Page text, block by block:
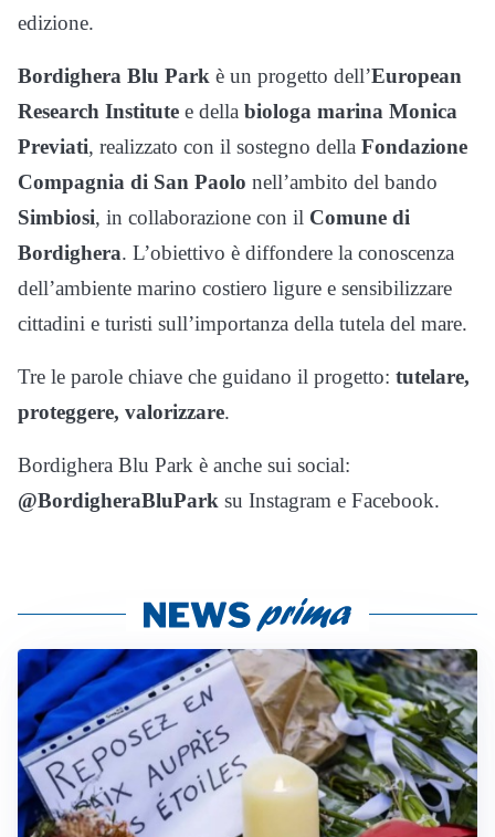
edizione.
Bordighera Blu Park è un progetto dell’European
Research Institute e della biologa marina Monica
Previati, realizzato con il sostegno della Fondazione
Compagnia di San Paolo nell’ambito del bando
Simbiosi, in collaborazione con il Comune di
Bordighera. L’obiettivo è diffondere la conoscenza
dell’ambiente marino costiero ligure e sensibilizzare
cittadini e turisti sull’importanza della tutela del mare.
Tre le parole chiave che guidano il progetto: tutelare,
proteggere, valorizzare.
Bordighera Blu Park è anche sui social:
@BordigheraBluPark su Instagram e Facebook.